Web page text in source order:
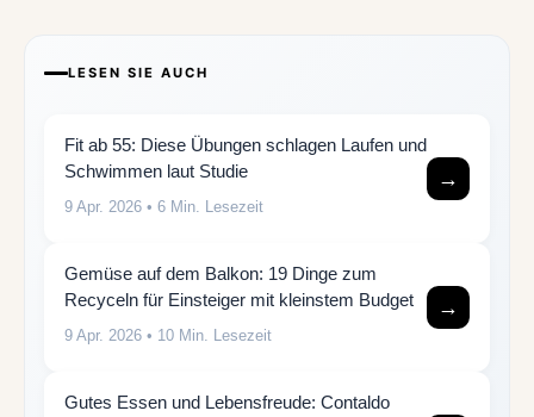
LESEN SIE AUCH
Fit ab 55: Diese Übungen schlagen Laufen und
Schwimmen laut Studie
9 Apr. 2026 • 6 Min. Lesezeit
→
Gemüse auf dem Balkon: 19 Dinge zum
Recyceln für Einsteiger mit kleinstem Budget
9 Apr. 2026 • 10 Min. Lesezeit
→
Gutes Essen und Lebensfreude: Contaldo